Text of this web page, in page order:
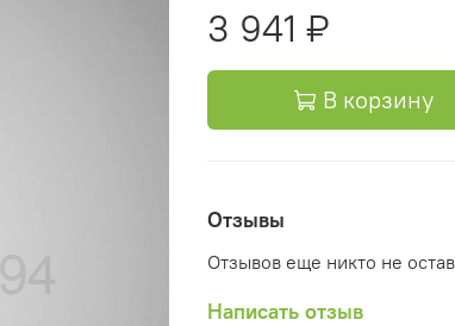
3 941 ₽
В корзину
Отзывы
Отзывов еще никто не
Написать отзыв